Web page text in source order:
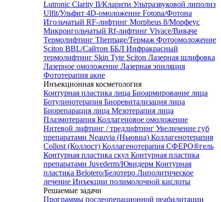
Lutronic Clarity II/Кларити Ультразвуковой липолиз
Ulfit/Ульфит 4D-омоложение Fotona/Фотона
Игольчатый RF-лифтинг Morpheus 8/Морфеус
Микроигольчатый Rf-лифтинг Vivace/Виваче
Термолифтинг Thermage/Термаж Фотоомоложение
Sciton BBL/Сайтон ББЛ Инфракрасный
термолифтинг Skin Tyte Sciton Лазерная шлифовка
Лазерное омоложение Лазерная эпиляция
Фототерапия акне
Инъекционная косметология
Контурная пластика лица Биоармирование лица
Ботулинотерапия Биоревитализация лица
Биорепарация лица Мезотерапия лица
Плазмотерапия Коллагеновое омоложение
Нитевой лифтинг / тредлифтинг Увеличение губ
препаратами Neauvia (Ньювиа) Коллагенотерапия
Collost (Коллост) Коллагенотерапия СФЕРО®гель
Контурная пластика скул Контурная пластика
препаратами Juvederm/Ювидерм Контурная
пластика Belotero/Белотеро Липолитическое
лечение Инъекции полимолочной кислоты
Решаемые задачи
Программы послеоперационной реабилитации